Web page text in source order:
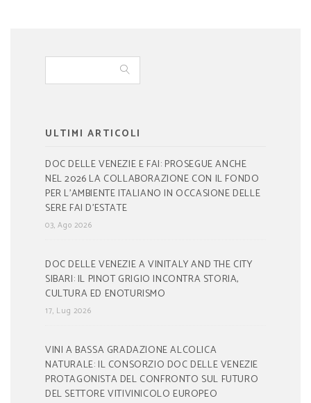
ULTIMI ARTICOLI
DOC DELLE VENEZIE E FAI: PROSEGUE ANCHE
NEL 2026 LA COLLABORAZIONE CON IL FONDO
PER L’AMBIENTE ITALIANO IN OCCASIONE DELLE
SERE FAI D’ESTATE
03, Ago 2026
DOC DELLE VENEZIE A VINITALY AND THE CITY
SIBARI: IL PINOT GRIGIO INCONTRA STORIA,
CULTURA ED ENOTURISMO
17, Lug 2026
VINI A BASSA GRADAZIONE ALCOLICA
NATURALE: IL CONSORZIO DOC DELLE VENEZIE
PROTAGONISTA DEL CONFRONTO SUL FUTURO
DEL SETTORE VITIVINICOLO EUROPEO